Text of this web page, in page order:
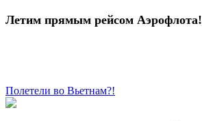
Летим прямым рейсом Аэрофлота!
Полетели во Вьетнам?!